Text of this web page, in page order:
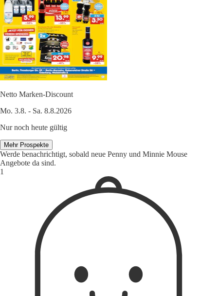
Netto Marken-Discount
Mo. 3.8. - Sa. 8.8.2026
Nur noch heute gültig
Mehr Prospekte
Werde benachrichtigt, sobald neue Penny und Minnie Mouse
Angebote da sind.
1